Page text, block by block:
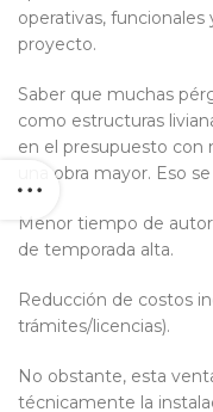
operativas,
proyecto.
Saber que muchas
como estructuras
en el presupuesto con
una obra mayor. Eso
Menor tiempo de
de temporada alta.
Reducción de costos
trámites/licencias).
No obstante, esta
técnicamente la